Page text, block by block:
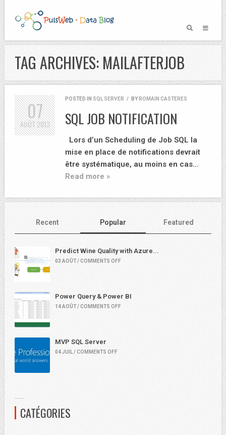
TAG ARCHIVES: MAILAFTERJOB
POSTED IN SQL SERVER / BY ROMAIN CASTERES
SQL JOB NOTIFICATION
Lors d’un Scheduling de Job SQL la
mise en place de notifications devrait
être systématique, au moins en cas…
Read more »
07
AOÛT2013
Recent Popular Featured
Predict Wine Quality with Azure...
03 AOÛT / COMMENTS OFF
Power Query & Power BI
14 AOÛT / COMMENTS OFF
MVP SQL Server
04 JUIL / COMMENTS OFF
CATÉGORIES